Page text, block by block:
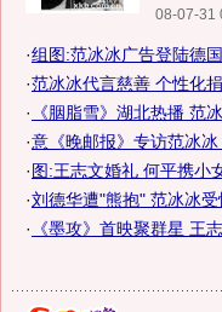
08-07-31
·组图:范冰冰广告登陆德
·范冰冰代言慈善 个性化
· 《胭脂雪》湖北热播 范
·意《晚邮报》专访范冰冰
·图:王志文婚礼 何平携小
·刘德华遭"熊抱" 范冰冰
·
《墨攻》首映聚群星 王